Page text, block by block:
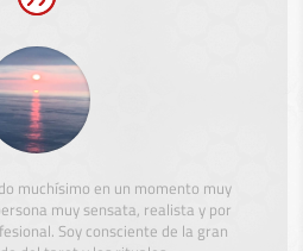
muchísimo en un momento muy
muy sensata, realista y por
Soy consciente de la gran